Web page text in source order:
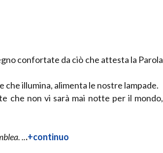
confortate da ciò che attesta la Parola
che illumina, alimenta le nostre lampade.
che non vi sarà mai notte per il mondo,
...+continuo